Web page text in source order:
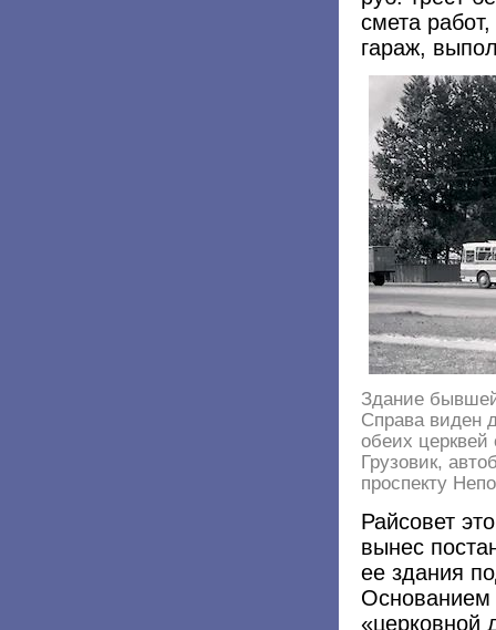
смета
гараж,
Здание
Справа виден
обеих
Грузовик,
проспекту
Райсовет
вынес
ее здания
Основанием
«церковной